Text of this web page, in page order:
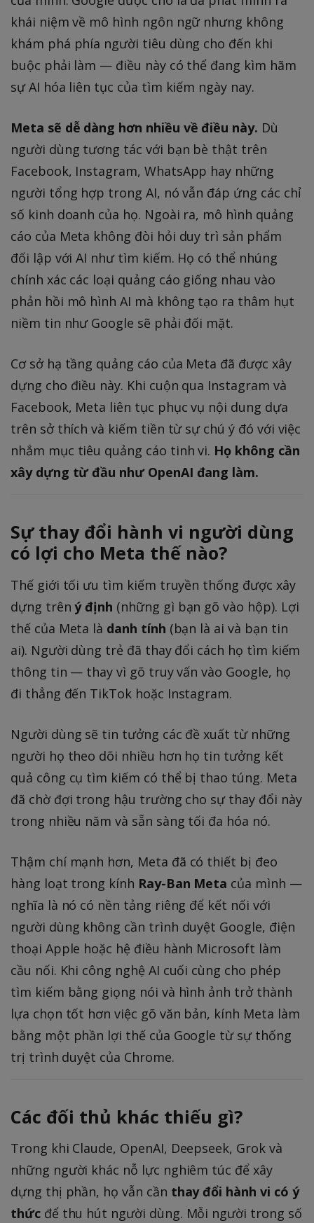
khái niệm về mô hình ngôn ngữ nhưng không
khám phá phía người tiêu dùng cho đến khi
buộc phải làm — điều này có thể đang kìm hãm
sự AI hóa liên tục của tìm kiếm ngày nay.
Meta sẽ dễ dàng hơn nhiều về điều này. Dù
người dùng tương tác với bạn bè thật trên
Facebook, Instagram, WhatsApp hay những
người tổng hợp trong AI, nó vẫn đáp ứng các chỉ
số kinh doanh của họ. Ngoài ra, mô hình quảng
cáo của Meta không đòi hỏi duy trì sản phẩm
đối lập với AI như tìm kiếm. Họ có thể nhúng
chính xác các loại quảng cáo giống nhau vào
phản hồi mô hình AI mà không tạo ra thâm hụt
niềm tin như Google sẽ phải đối mặt.
Cơ sở hạ tầng quảng cáo của Meta đã được xây
dựng cho điều này. Khi cuộn qua Instagram và
Facebook, Meta liên tục phục vụ nội dung dựa
trên sở thích và kiếm tiền từ sự chú ý đó với việc
nhắm mục tiêu quảng cáo tinh vi. Họ không cần
xây dựng từ đầu như OpenAI đang làm.
Sự thay đổi hành vi người dùng
có lợi cho Meta thế nào?
Thế giới tối ưu tìm kiếm truyền thống được xây
dựng trêný định (những gì bạn gõ vào hộp). Lợi
thế của Meta là danh tính (bạn là ai và bạn tin
ai). Người dùng trẻ đã thay đổi cách họ tìm kiếm
thông tin — thay vì gõ truy vấn vào Google, họ
đi thẳng đến TikTok hoặc Instagram.
Người dùng sẽ tin tưởng các đề xuất từ những
người họ theo dõi nhiều hơn họ tin tưởng kết
quả công cụ tìm kiếm có thể bị thao túng. Meta
đã chờ đợi trong hậu trường cho sự thay đổi này
trong nhiều năm và sẵn sàng tối đa hóa nó.
Thậm chí mạnh hơn, Meta đã có thiết bị đeo
hàng loạt trong kính Ray-Ban Meta của mình —
nghĩa là nó có nền tảng riêng để kết nối với
người dùng không cần trình duyệt Google, điện
thoại Apple hoặc hệ điều hành Microsoft làm
cầu nối. Khi công nghệ AI cuối cùng cho phép
tìm kiếm bằng giọng nói và hình ảnh trở thành
lựa chọn tốt hơn việc gõ văn bản, kính Meta làm
bằng một phần lợi thế của Google từ sự thống
trị trình duyệt của Chrome.
Các đối thủ khác thiếu gì?
Trong khi Claude, OpenAI, Deepseek, Grok và
những người khác nỗ lực nghiêm túc để xây
dựng thị phần, họ vẫn cần thay đổi hành vi có ý
thứcđể thu hút người dùng. Mỗi người trong số